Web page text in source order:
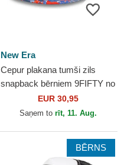
New Era
Cepur plakana tumši zils
snapback bērniem 9FIFTY no
Superman DC Comics no
New Era
EUR 30,95
Saņem to rīt, 11. Aug.
BĒRNS